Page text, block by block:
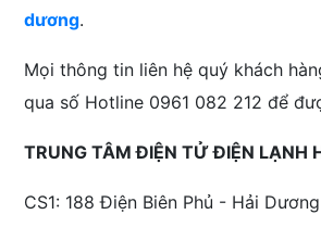
dương.
Mọi thông tin liên hệ quý khách
qua số Hotline 0961 082 212 để
TRUNG TÂM ĐIỆN TỬ ĐIỆN LẠNH
CS1: 188 Điện Biên Phủ - Hải Dương